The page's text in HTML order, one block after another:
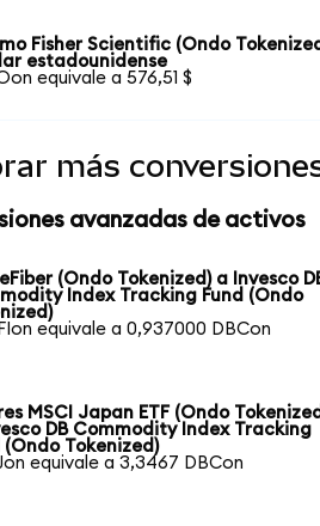
Fisher Scientific (Ondo
estadounidense
equivale a 576,51 $
más
avanzadas de activos
(Ondo Tokenized) a Invesco
Index Tracking Fund (Ondo
equivale a 0,937000 DBCon
MSCI Japan ETF (Ondo
DB Commodity Index Tracking
(Ondo Tokenized)
equivale a 3,3467 DBCon